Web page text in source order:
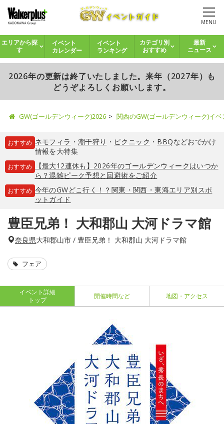
MENU
エリアから探
す
イベント
カレンダー
イベント
ランキング
カテゴリ別
おすすめ
最新
ニュース
2026年の更新は終了いたしました。来年（2027年）も
どうぞよろしくお願いします。
GW(ゴールデンウィーク)2026 関西のGW(ゴールデンウィーク)イ
おすすめ ネモフィラ ・ 潮干狩り ・ ピクニック ・ BBQなどおでかけ
情報を大特集
おすすめ
【最大12連休も】2026年のゴールデンウィークはいつか
ら？混雑ピーク予想と回避術をご紹介
おすすめ 今年のGWどこ行く！？関東・関西・東海エリア別スポ
ットガイド
豊臣兄弟！ 大和郡山 大河ドラマ館
奈良県大和郡山市 / 豊臣兄弟！ 大和郡山 大河ドラマ館
フェア
イベント詳細
トップ
開催時間など 地図・アクセス